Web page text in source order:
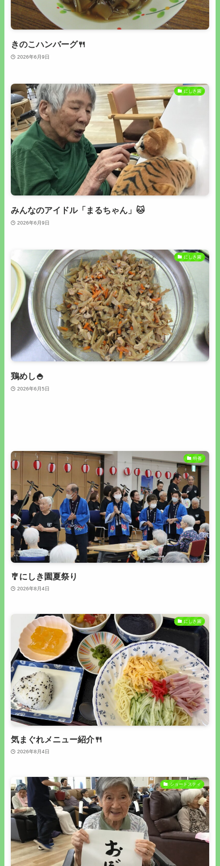
きのこハンバーグ🍴
2026年6月9日
にしき園
みんなのアイドル「まるちゃん」🐱
2026年6月9日
にしき園
鶏めし🍚
2026年6月5日
特養
🎐にしき園夏祭り
2026年8月4日
にしき園
気まぐれメニュー紹介🍴
2026年8月4日
ショートスティ